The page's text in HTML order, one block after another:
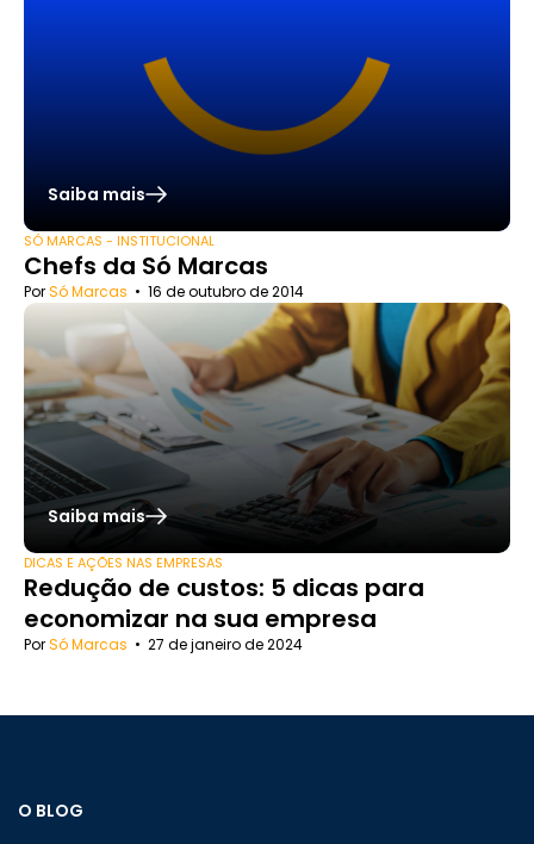
Saiba mais
SÓ MARCAS - INSTITUCIONAL
Chefs da Só Marcas
PorSó Marcas • 16 de outubro de 2014
Saiba mais
DICAS E AÇÕES NAS EMPRESAS
Redução de custos: 5 dicas para
economizar na sua empresa
PorSó Marcas • 27 de janeiro de 2024
O BLOG